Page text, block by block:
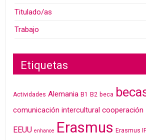
Titulado/as
Trabajo
Etiquetas
Actividades Alemania B1 B2 beca
comunicación intercultural cooperación
EEUU enhance Erasmus Erasmus